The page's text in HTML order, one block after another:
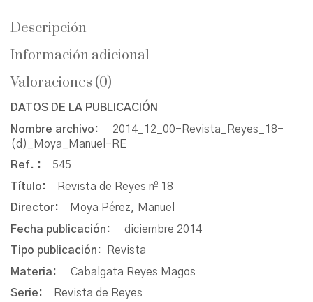
Descripción
Información adicional
Valoraciones (0)
DATOS DE LA PUBLICACIÓN
Nombre archivo: 2014_12_00-Revista_Reyes_18-
(d)_Moya_Manuel-RE
Ref. : 545
Título:
Revista de Reyes nº 18
Director:
Moya Pérez, Manuel
Fecha publicación: diciembre 2014
Tipo publicación:
Revista
Materia: Cabalgata Reyes Magos
Serie:
Revista de Reyes